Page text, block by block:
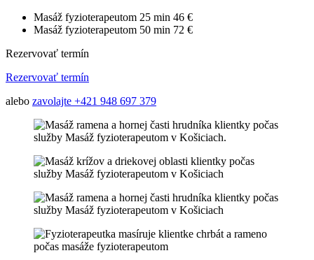
Masáž fyzioterapeutom 25 min 46 €
Masáž fyzioterapeutom 50 min 72 €
Rezervovať termín
Rezervovať termín
alebo zavolajte +421 948 697 379